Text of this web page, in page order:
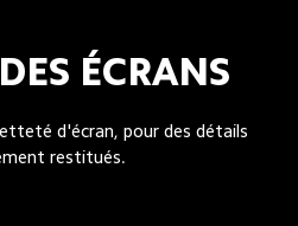
ÉCRANS
d'écran, pour des détails
restitués.